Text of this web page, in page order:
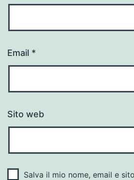
Email *
Sito web
Salva il mio nome, email e